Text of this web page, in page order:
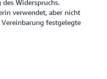
Widerspruchs.
verwendet, aber nicht
festgelegte